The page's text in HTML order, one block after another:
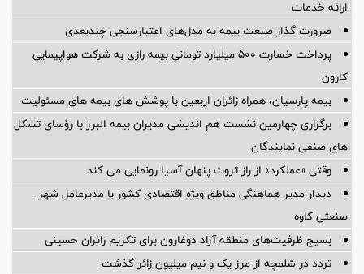
ارائه خدمات
ضرورت گذار صنعت بیمه به مدل‌های اعتبارسنجی چندبعدی
پرداخت خسارت ۵۰۰ میلیارد تومانی بیمه رازی به شرکت هواپیمایی
کارون
بیمه پارسیان، همراه زائران اربعین با پوشش های بیمه های مسئولیت
برگزاری چهارمین نشست هم اندیشی مدیران بیمه البرز با رؤسای تشکل
های صنفی نمایندگان
وقتی «عملکرد» از راز ثروت پنهان آسیا رونمایی می کند
دیدار مدیر هماهنگی مناطق ویژه اقتصادی کشور با مدیرعامل شهر
صنعتی کاوه
بسیج ظرفیت‌های منطقه آزاد دوغارون برای تکریم زائران حسینی
تردد در شلمچه از مرز یک و نیم میلیون زائر گذشت